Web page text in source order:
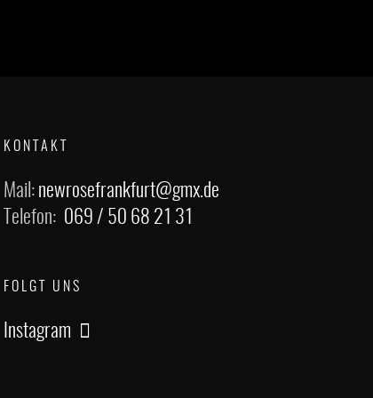
KONTAKT
Mail: newrosefrankfurt@gmx.de
Telefon: 069 / 50 68 21 31
FOLGT UNS
Instagram